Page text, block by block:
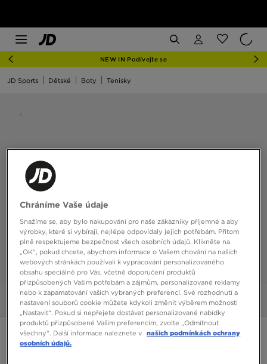
NEW IN Podívejte se
JD Sports Dětské Boty Tenisky
Obrázky 360°
JORDAN 1 LOW ALT BP
Chráníme Vaše údaje
Snažíme se, aby bylo nakupování pro naše zákazníky příjemné a aby
výrobky, které si vybírají, nejlépe odpovídaly jejich potřebám. Přitom
plně respektujeme bezpečnost všech osobních údajů. Klikněte na
„OK“, pokud chcete, abychom informace o Vašem chování na našich
webových stránkách používali k vypracování personalizovaného
obsahu speciálně pro Vás, včetně doporučení produktů
přizpůsobených Vašim potřebám a zájmům, personalizované reklamy
nebo k zapamatování vašich vybraných preferencí. Své rozhodnutí a
nastavení souborů cookie můžete kdykoli změnit výběrem možnosti
„Nastavit“. Pokud si nepřejete dostávat personalizované nabídky
produktů přizpůsobené Vašim preferencím, zvolte „Odmítnout
všechny“. Další informace naleznete v našich podmínkách ochrany
osobních údajů.